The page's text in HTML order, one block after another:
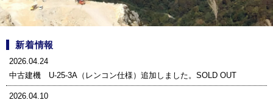
新着情報
2026.04.24
中古建機 U-25-3A（レンコン仕様）追加しました。SOLD OUT
2026.04.10